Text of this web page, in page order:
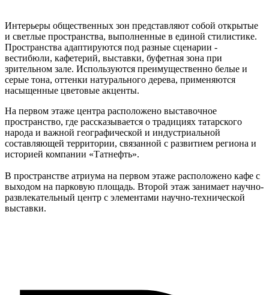
Интерьеры общественных зон представляют собой открытые
и светлые пространства, выполненные в единой стилистике.
Пространства адаптируются под разные сценарии -
вестибюли, кафетерий, выставки, буфетная зона при
зрительном зале. Используются преимущественно белые и
серые тона, оттенки натурального дерева, применяются
насыщенные цветовые акценты.
На первом этаже центра расположено выставочное
пространство, где рассказывается о традициях татарского
народа и важной географической и индустриальной
составляющей территории, связанной с развитием региона и
историей компании «Татнефть».
В пространстве атриума на первом этаже расположено кафе с
выходом на парковую площадь. Второй этаж занимает научно-
развлекательный центр с элементами научно-технической
выставки.